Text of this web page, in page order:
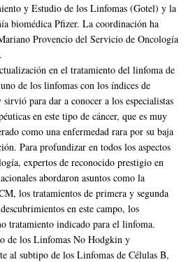
y Estudio de los Linfomas (Gotel) y la
biomédica Pfizer. La coordinación ha
Provencio del Servicio de Oncología
en el tratamiento del linfoma de
de los linfomas con los índices de
para dar a conocer a los especialistas
en este tipo de cáncer, que es muy
como una enfermedad rara por su baja
Para profundizar en todos los aspectos
expertos de reconocido prestigio en
abordaron asuntos como la
los tratamientos de primera y segunda
en este campo, los
tratamiento indicado para el linfoma.
de los Linfomas No Hodgkin y
al subtipo de los Linfomas de Células B,